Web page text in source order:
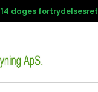
14 dages fortrydelsesret